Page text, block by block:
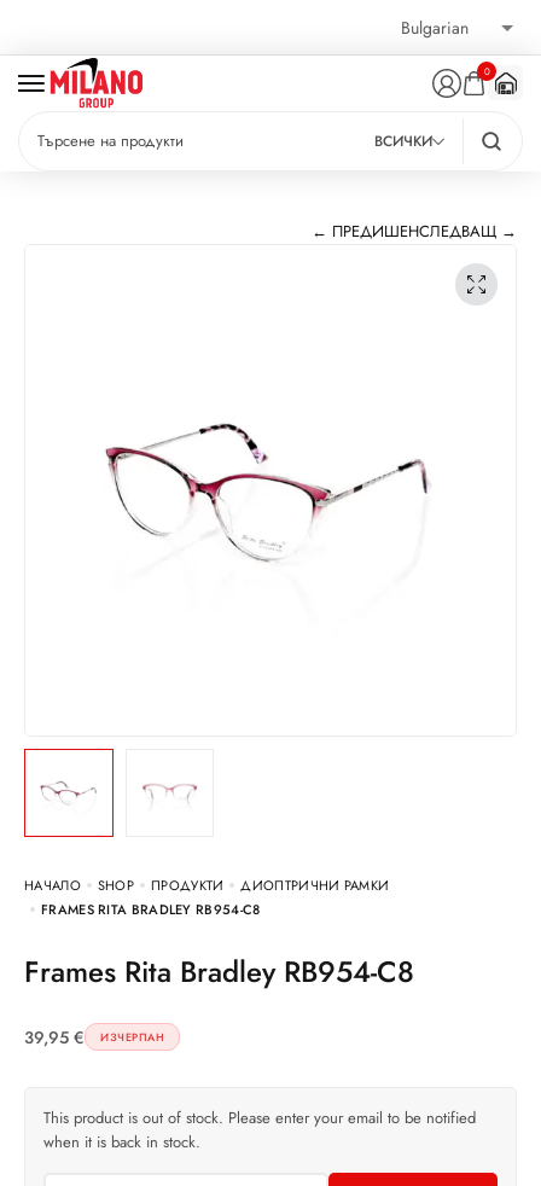
0
ВСИЧКИ
← ПРЕДИШЕНСЛЕДВАЩ →
НАЧАЛО SHOP ПРОДУКТИ
ДИОПТРИЧНИ РАМКИ
FRAMES RITA BRADLEY RB954-C8
Frames Rita Bradley RB954-C8
39,95 € ИЗЧЕРПАН
This product is out of stock. Please enter your email to be notified
when it is back in stock.